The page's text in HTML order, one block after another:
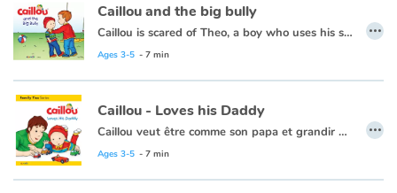
Caillou and the big bully
Caillou is scared of Theo, a boy who uses his strength to get what he wants.
This book is also available in French:
Ages 3-5 - 7 min
…
Caillou - Loves his Daddy
Caillou veut être comme son papa et grandir et devenir un papa, lui aussi !
Ce livre existe aussi en français :
Ages 3-5 - 7 min
…